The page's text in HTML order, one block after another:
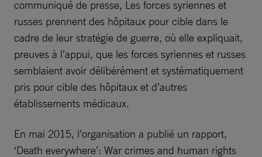
communiqué de presse, Les forces syriennes et
russes prennent des hôpitaux pour cible dans le
cadre de leur stratégie de guerre, où elle expliquait,
preuves à l’appui, que les forces syriennes et russes
semblaient avoir délibérément et systématiquement
pris pour cible des hôpitaux et d’autres
établissements médicaux.
En mai 2015, l’organisation a publié un rapport,
‘Death everywhere’: War crimes and human rights